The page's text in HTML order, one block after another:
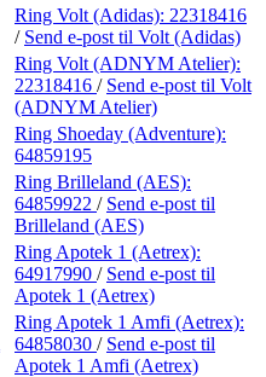
Ring Volt (Adidas): 22318416
/ Send e-post til Volt (Adidas)
Ring Volt (ADNYM Atelier):
22318416 / Send e-post til Volt
(ADNYM Atelier)
Ring Shoeday (Adventure):
64859195
Ring Brilleland (AES):
64859922 / Send e-post til
Brilleland (AES)
Ring Apotek 1 (Aetrex):
64917990 / Send e-post til
Apotek 1 (Aetrex)
Ring Apotek 1 Amfi (Aetrex):
64858030 / Send e-post til
Apotek 1 Amfi (Aetrex)